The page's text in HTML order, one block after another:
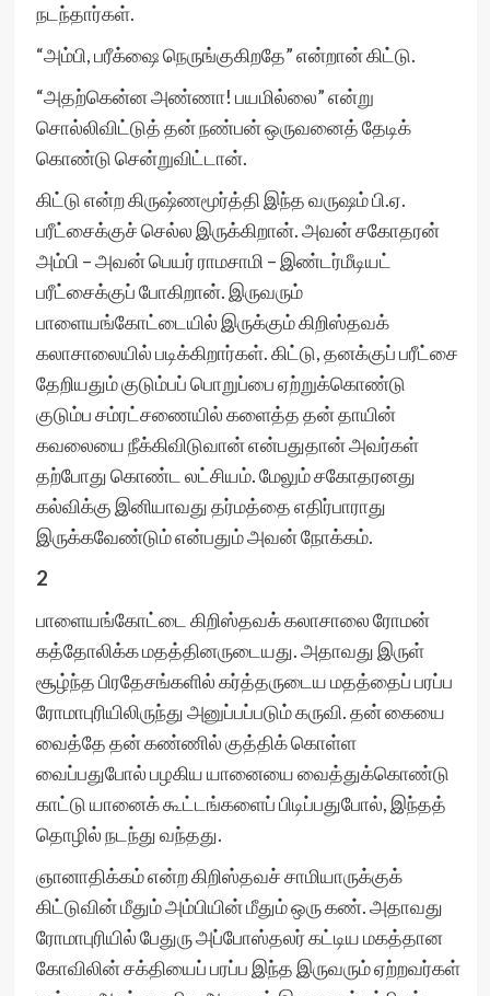
நடந்தார்கள்.
“அம்பி, பரீக்ஷை நெருங்குகிறதே” என்றான் கிட்டு.
“அதற்கென்ன அண்ணா! பயமில்லை” என்று
சொல்லிவிட்டுத் தன் நண்பன் ஒருவனைத் தேடிக்
கொண்டு சென்றுவிட்டான்.
கிட்டு என்ற கிருஷ்ணமூர்த்தி இந்த வருஷம் பி.ஏ.
பரீட்சைக்குச் செல்ல இருக்கிறான். அவன் சகோதரன்
அம்பி – அவன் பெயர் ராமசாமி – இண்டர்மீடியட்
பரீட்சைக்குப் போகிறான். இருவரும்
பாளையங்கோட்டையில் இருக்கும் கிறிஸ்தவக்
கலாசாலையில் படிக்கிறார்கள். கிட்டு, தனக்குப் பரீட்சை
தேறியதும் குடும்பப் பொறுப்பை ஏற்றுக்கொண்டு
குடும்ப சம்ரட்சணையில் களைத்த தன் தாயின்
கவலையை நீக்கிவிடுவான் என்பதுதான் அவர்கள்
தற்போது கொண்ட லட்சியம். மேலும் சகோதரனது
கல்விக்கு இனியாவது தர்மத்தை எதிர்பாராது
இருக்கவேண்டும் என்பதும் அவன் நோக்கம்.
2
பாளையங்கோட்டை கிறிஸ்தவக் கலாசாலை ரோமன்
கத்தோலிக்க மதத்தினருடையது. அதாவது இருள்
சூழ்ந்த பிரதேசங்களில் கர்த்தருடைய மதத்தைப் பரப்ப
ரோமாபுரியிலிருந்து அனுப்பப்படும் கருவி. தன் கையை
வைத்தே தன் கண்ணில் குத்திக் கொள்ள
வைப்பதுபோல் பழகிய யானையை வைத்துக்கொண்டு
காட்டு யானைக் கூட்டங்களைப் பிடிப்பதுபோல், இந்தத்
தொழில் நடந்து வந்தது.
ஞானாதிக்கம் என்ற கிறிஸ்தவச் சாமியாருக்குக்
கிட்டுவின் மீதும் அம்பியின் மீதும் ஒரு கண். அதாவது
ரோமாபுரியில் பேதுரு அப்போஸ்தலர் கட்டிய மகத்தான
கோவிலின் சக்தியைப் பரப்ப இந்த இருவரும் ஏற்றவர்கள்